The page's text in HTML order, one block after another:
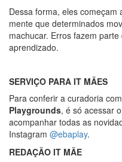
Dessa forma, eles começam
mente que determinados
machucar. Erros fazem
aprendizado.
SERVIÇO PARA IT MÃES
Para conferir a curadoria
Playgrounds, é só acessar o
acompanhar todas as
Instagram @ebaplay.
REDAÇÃO IT MÃE